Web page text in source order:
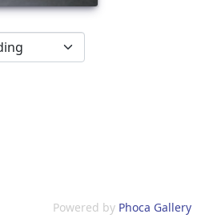
Powered by Phoca Gallery